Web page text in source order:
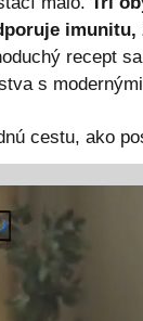
recept
s
cestu, ako